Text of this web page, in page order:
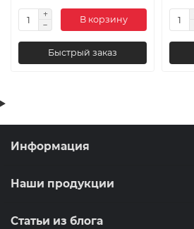
В корзину
Быстрый заказ
Информация
Наши продукции
Статьи из блога